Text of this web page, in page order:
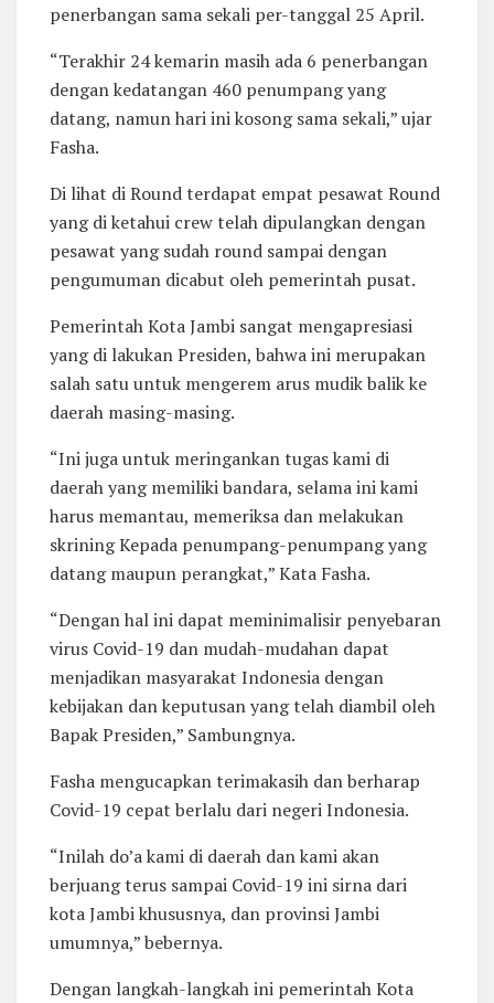
penerbangan sama sekali per-tanggal 25 April.
“Terakhir 24 kemarin masih ada 6 penerbangan
dengan kedatangan 460 penumpang yang
datang, namun hari ini kosong sama sekali,” ujar
Fasha.
Di lihat di Round terdapat empat pesawat Round
yang di ketahui crew telah dipulangkan dengan
pesawat yang sudah round sampai dengan
pengumuman dicabut oleh pemerintah pusat.
Pemerintah Kota Jambi sangat mengapresiasi
yang di lakukan Presiden, bahwa ini merupakan
salah satu untuk mengerem arus mudik balik ke
daerah masing-masing.
“Ini juga untuk meringankan tugas kami di
daerah yang memiliki bandara, selama ini kami
harus memantau, memeriksa dan melakukan
skrining Kepada penumpang-penumpang yang
datang maupun perangkat,” Kata Fasha.
“Dengan hal ini dapat meminimalisir penyebaran
virus Covid-19 dan mudah-mudahan dapat
menjadikan masyarakat Indonesia dengan
kebijakan dan keputusan yang telah diambil oleh
Bapak Presiden,” Sambungnya.
Fasha mengucapkan terimakasih dan berharap
Covid-19 cepat berlalu dari negeri Indonesia.
“Inilah do’a kami di daerah dan kami akan
berjuang terus sampai Covid-19 ini sirna dari
kota Jambi khususnya, dan provinsi Jambi
umumnya,” bebernya.
Dengan langkah-langkah ini pemerintah Kota